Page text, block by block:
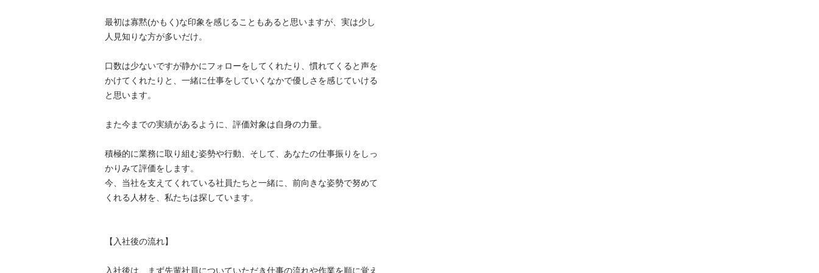
最初は寡黙(かもく)な印象を感じることもあると思いますが、実は少し
人見知りな方が多いだけ。
口数は少ないですが静かにフォローをしてくれたり、慣れてくると声を
かけてくれたりと、一緒に仕事をしていくなかで優しさを感じていける
と思います。
また今までの実績があるように、評価対象は自身の力量。
積極的に業務に取り組む姿勢や行動、そして、あなたの仕事振りをしっ
かりみて評価をします。
今、当社を支えてくれている社員たちと一緒に、前向きな姿勢で努めて
くれる人材を、私たちは探しています。
【入社後の流れ】
入社後は、まず先輩社員についていただき仕事の流れや作業を順に覚え